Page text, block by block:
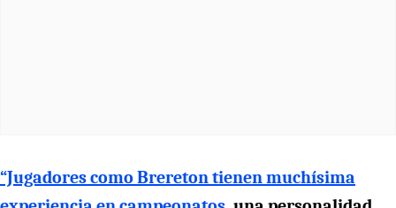
“Jugadores como Brereton tienen muchísima